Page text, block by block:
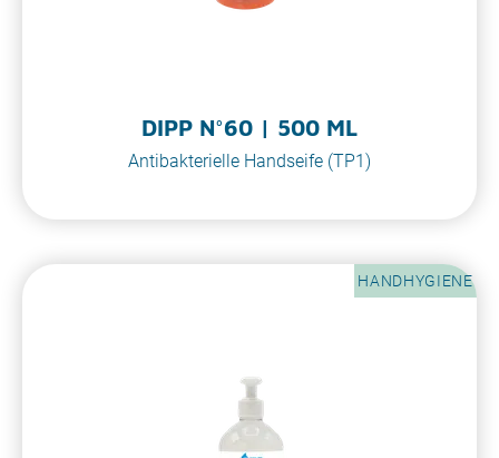
DIPP N°60 | 500 ML
Antibakterielle Handseife (TP1)
HANDHYGIENE